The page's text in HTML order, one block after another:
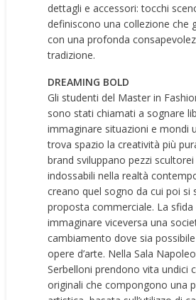
dettagli e accessori: tocchi
definiscono una collezione che
con una profonda
tradizione.
DREAMING BOLD
Gli studenti del Master in
sono stati chiamati a sognare
immaginare situazioni e mondi
trova spazio la creatività più
brand sviluppano pezzi
indossabili nella realtà
creano quel sogno da cui poi si
proposta commerciale. La sfida
immaginare viceversa una
cambiamento dove sia
opere d’arte. Nella Sala
Serbelloni prendono vita undici
originali che compongono una